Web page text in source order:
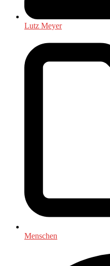
Lutz Meyer
Menschen